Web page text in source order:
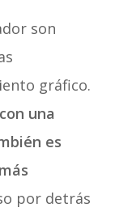
son
gráfico.
una
es
por detrás